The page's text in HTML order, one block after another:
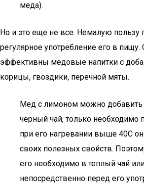
меда).
Но и это еще не все. Немалую пользу
регулярное употребление его в
эффективны медовые напитки с
корицы, гвоздики, перечной мяты.
Мед с лимоном можно добавить
черный чай, только необходимо
при его нагревании выше 40С он
своих полезных свойств.
его необходимо в теплый чай
непосредственно перед его